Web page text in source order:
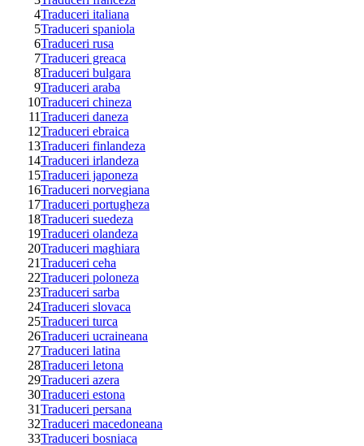
4Traduceri italiana
5Traduceri spaniola
6Traduceri rusa
7Traduceri greaca
8Traduceri bulgara
9Traduceri araba
10Traduceri chineza
11Traduceri daneza
12Traduceri ebraica
13Traduceri finlandeza
14Traduceri irlandeza
15Traduceri japoneza
16Traduceri norvegiana
17Traduceri portugheza
18Traduceri suedeza
19Traduceri olandeza
20Traduceri maghiara
21Traduceri ceha
22Traduceri poloneza
23Traduceri sarba
24Traduceri slovaca
25Traduceri turca
26Traduceri ucraineana
27Traduceri latina
28Traduceri letona
29Traduceri azera
30Traduceri estona
31Traduceri persana
32Traduceri macedoneana
33Traduceri bosniaca